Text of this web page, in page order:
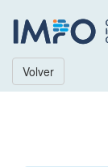
Volver